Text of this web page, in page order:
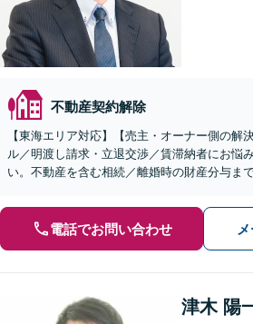
不動産契約解除
【東海エリア対応】【売主・オーナー側の解
ル／明渡し請求・立退交渉／賃滞納者にお悩
い。不動産を含む相続／離婚時の財産分与ま
電話でお問い合わせ
津木 陽